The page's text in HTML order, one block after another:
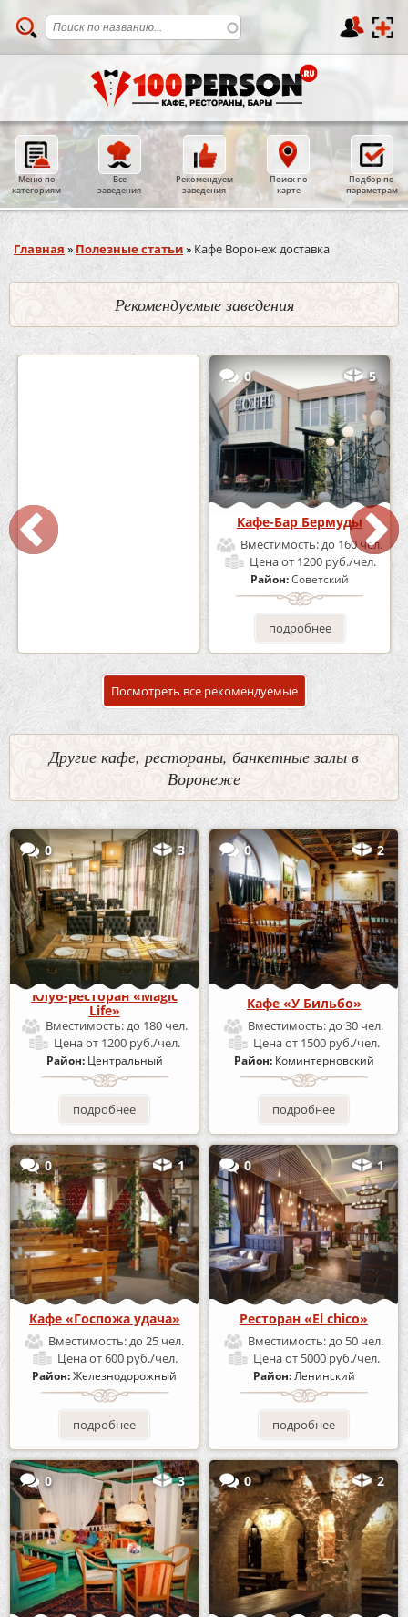
Меню по
категориям
Все
заведения
Рекомендуем
заведения
Поиск по
карте
Подбор по
параметрам
Вы здесь
Главная » Полезные статьи» Кафе Воронеж доставка
Рекомендуемые заведения
Кафе «Шишка»
Вместимость:
0 5
Кафе-Бар Бермуды
Вместимость:до 160 чел.
Ценаот 1200 руб./чел.
Район:Советский
подробнее
Посмотреть все рекомендуемые
Другие кафе, рестораны, банкетные залы в
Воронеже
0 3
Клуб-ресторан «Magic
Life»
Вместимость:до 180 чел.
Ценаот 1200 руб./чел.
Район: Центральный
подробнее
0 2
Кафе «У Бильбо»
Вместимость:до 30 чел.
Ценаот 1500 руб./чел.
Район: Коминтерновский
подробнее
0 1
Кафе «Госпожа удача»
Вместимость:до 25 чел.
Ценаот 600 руб./чел.
Район:Железнодорожный
подробнее
0 1
Ресторан «El chico»
Вместимость:до 50 чел.
Ценаот 5000 руб./чел.
Район:Ленинский
подробнее
0 3 0 2